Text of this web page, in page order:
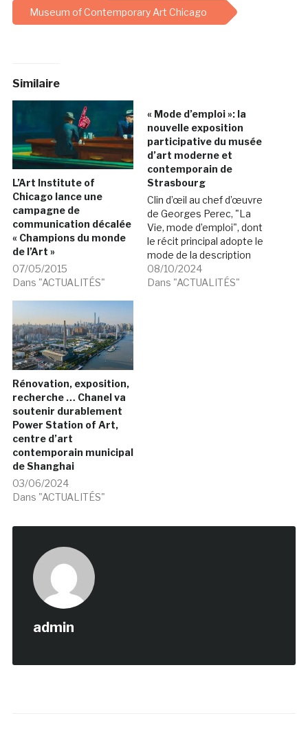
Museum of Contemporary Art Chicago
Similaire
L’Art Institute of
Chicago lance une
campagne de
communication décalée
« Champions du monde
de l’Art »
07/05/2015
Dans "ACTUALITÉS"
« Mode d’emploi »: la
nouvelle exposition
participative du musée
d’art moderne et
contemporain de
Strasbourg
Clin d’œil au chef d’œuvre
de Georges Perec, "La
Vie, mode d’emploi", dont
le récit principal adopte le
mode de la description
comme point de départ de
la narration, ce projet
08/10/2024
Dans "ACTUALITÉS"
Rénovation, exposition,
recherche … Chanel va
soutenir durablement
Power Station of Art,
centre d’art
contemporain municipal
de Shanghai
03/06/2024
Dans "ACTUALITÉS"
admin